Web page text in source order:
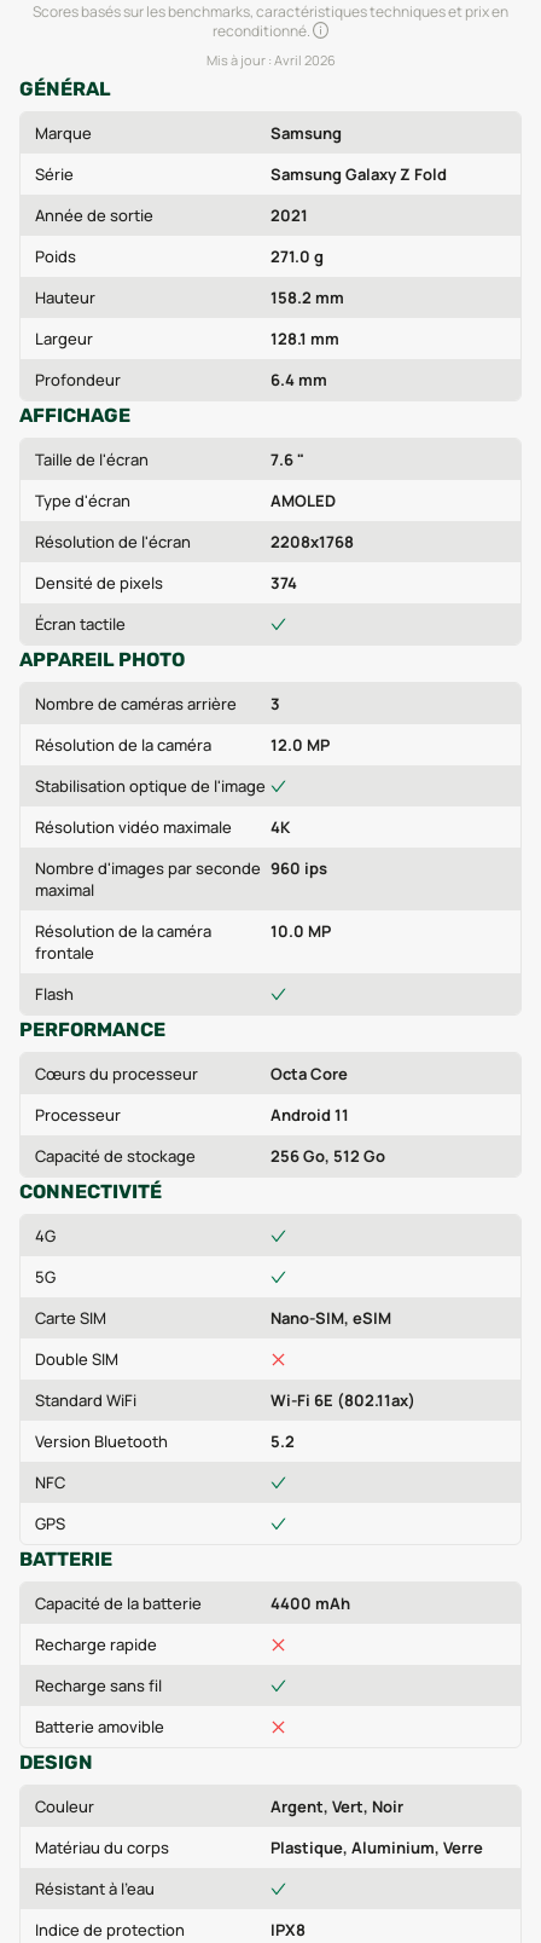
Scores basés sur les benchmarks, caractéristiques techniques et prix en
reconditionné.
Mis à jour : Avril 2026
GÉNÉRAL
Marque
Samsung
Série
Samsung Galaxy Z Fold
Année de sortie
2021
Poids
271.0 g
Hauteur
158.2 mm
Largeur
128.1 mm
Profondeur
6.4 mm
AFFICHAGE
Taille de l'écran
7.6 "
Type d'écran
AMOLED
Résolution de l'écran
2208x1768
Densité de pixels
374
Écran tactile
APPAREIL PHOTO
Nombre de caméras arrière
3
Résolution de la caméra
12.0 MP
Stabilisation optique de l'image
Résolution vidéo maximale
4K
Nombre d'images par seconde
maximal
960 ips
Résolution de la caméra
frontale
10.0 MP
Flash
PERFORMANCE
Cœurs du processeur
Octa Core
Processeur
Android 11
Capacité de stockage
256 Go, 512 Go
CONNECTIVITÉ
4G
5G
Carte SIM
Nano-SIM, eSIM
Double SIM
Standard WiFi
Wi-Fi 6E (802.11ax)
Version Bluetooth
5.2
NFC
GPS
BATTERIE
Capacité de la batterie
4400 mAh
Recharge rapide
Recharge sans fil
Batterie amovible
DESIGN
Couleur
Argent, Vert, Noir
Matériau du corps
Plastique, Aluminium, Verre
Résistant à l'eau
Indice de protection
IPX8